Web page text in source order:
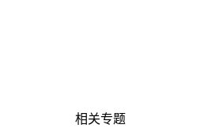
相关专题